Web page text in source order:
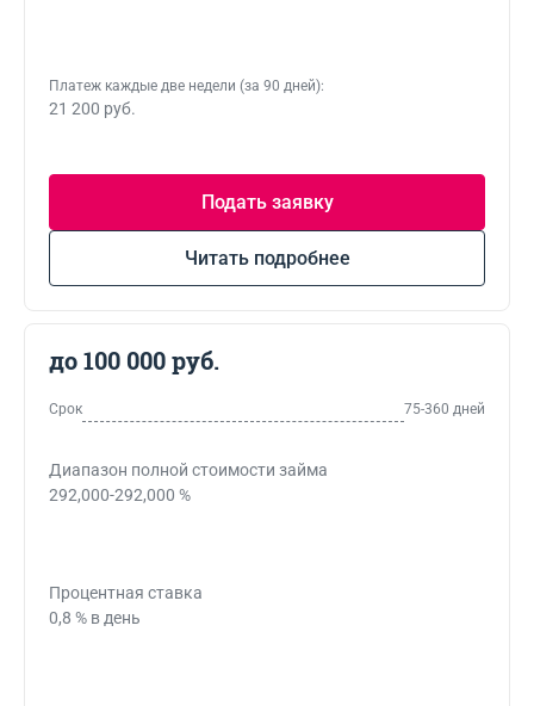
Платеж каждые две недели (за 90 дней):
21 200 руб.
Подать заявку
Читать подробнее
до 100 000 руб.
Срок 75-360 дней
Диапазон полной стоимости займа
292,000-292,000 %
Процентная ставка
0,8 % в день